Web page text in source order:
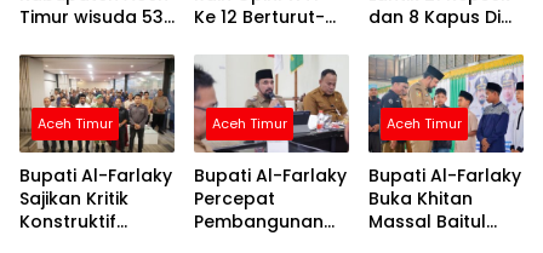
Timur wisuda 53
Kecamatan
Birem Bayeun
Kabupaten Aceh
Timur
Ke 12 Berturut-
TA.2025
dan 8 Kapus Di
Pemkab Atim
Aceh Timur
Bupati Al-Farlaky
Sajikan Kritik
Konstruktif
Aceh Timur
Bupati Al-Farlaky
Percepat
Pembangunan
Aceh Timur
Bupati Al-Farlaky
Buka Khitan
Massal Baitul